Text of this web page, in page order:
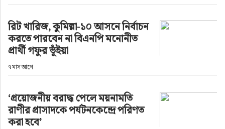
নির্বাচন
আলোচিত সংবাদ
ই-পেপার
রিট খারিজ, কুমিল্লা-১০ আসনে নির্বাচন
করতে পারবেন না বিএনপি মনোনীত
প্রার্থী গফুর ভূঁইয়া
৭ মাস আগে
‘প্রয়োজনীয় বরাদ্ধ পেলে ময়নামতি
রাণীর প্রাসাদকে পর্যটনকেন্দ্রে পরিণত
করা হবে’